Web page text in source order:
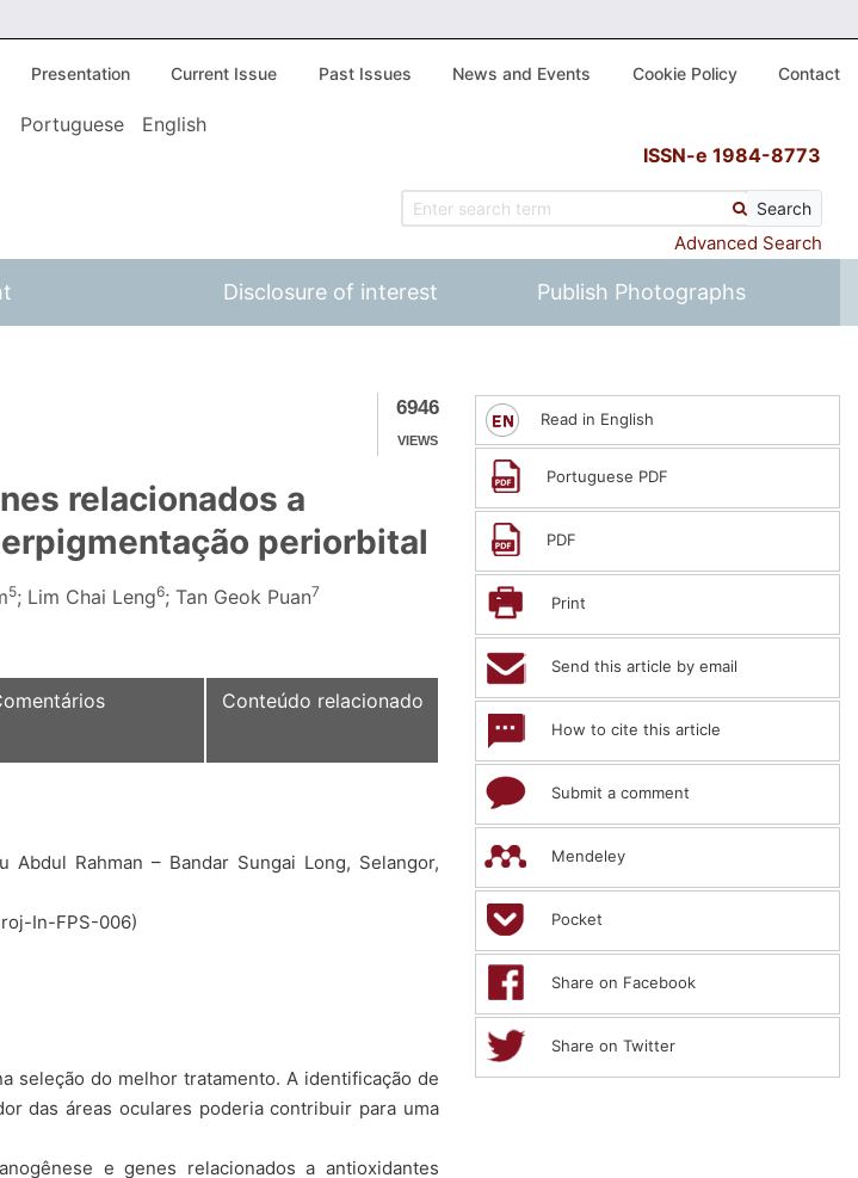
Presentation Current Issue Past Issues News and Events Cookie Policy Contact
Portuguese
English
ISSN-e 1984-8773
Search
Advanced Search
Disclosure of interest Publish Photographs
6946
VIEWS
relacionados a
periorbital
5; Lim Chai Leng6; Tan Geok Puan7
Conteúdo relacionado
Rahman – Bandar Sungai Long, Selangor,
In-FPS-006)
seleção do melhor tratamento. A identificação de
das áreas oculares poderia contribuir para uma
e genes relacionados a antioxidantes
Read in English
Portuguese PDF
PDF
Print
Send this article by email
How to cite this article
Submit a comment
Mendeley
Pocket
Share on Facebook
Share on Twitter